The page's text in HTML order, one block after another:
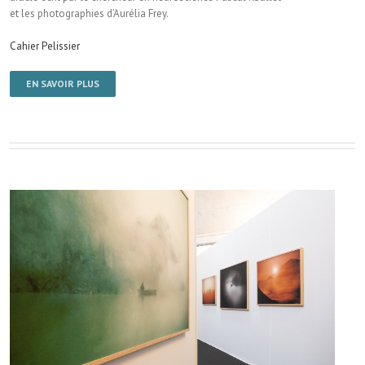
et les photographies d’Aurélia Frey.
Cahier Pelissier
EN SAVOIR PLUS